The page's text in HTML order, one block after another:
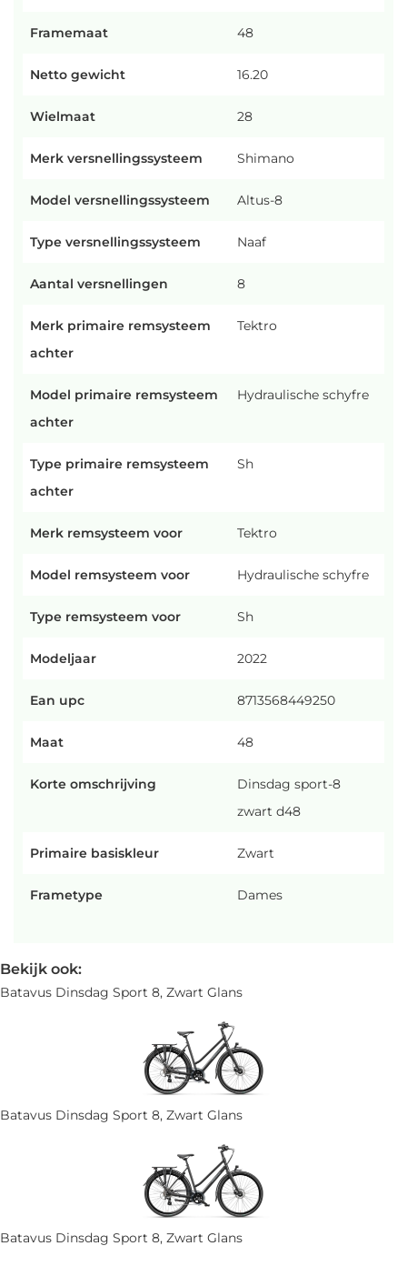
Framemaat 48
Netto gewicht 16.20
Wielmaat 28
Merk versnellingssysteem Shimano
Model versnellingssysteem Altus-8
Type versnellingssysteem Naaf
Aantal versnellingen 8
Merk primaire remsysteem
achter
Tektro
Model primaire remsysteem
achter
Hydraulische schyfre
Type primaire remsysteem
achter
Sh
Merk remsysteem voor Tektro
Model remsysteem voor Hydraulische schyfre
Type remsysteem voor Sh
Modeljaar 2022
Ean upc 8713568449250
Maat 48
Korte omschrijving
Dinsdag sport-8
zwart d48
Primaire basiskleur Zwart
Frametype Dames
Bekijk ook:
Batavus Dinsdag Sport 8, Zwart Glans
Batavus Dinsdag Sport 8, Zwart Glans
Batavus Dinsdag Sport 8, Zwart Glans